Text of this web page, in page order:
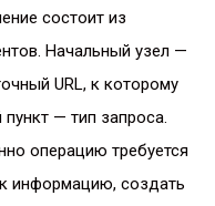
состоит из
Начальный узел —
URL, к которому
— тип запроса.
операцию требуется
информацию, создать